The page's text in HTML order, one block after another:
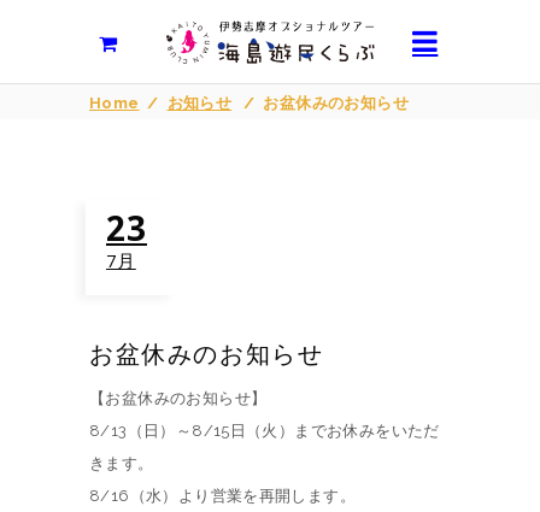
Home / お知らせ / お盆休みのお知らせ
23
7月
お盆休みのお知らせ
【お盆休みのお知らせ】
8/13（日）～8/15日（火）までお休みをいただ
きます。
8/16（水）より営業を再開します。